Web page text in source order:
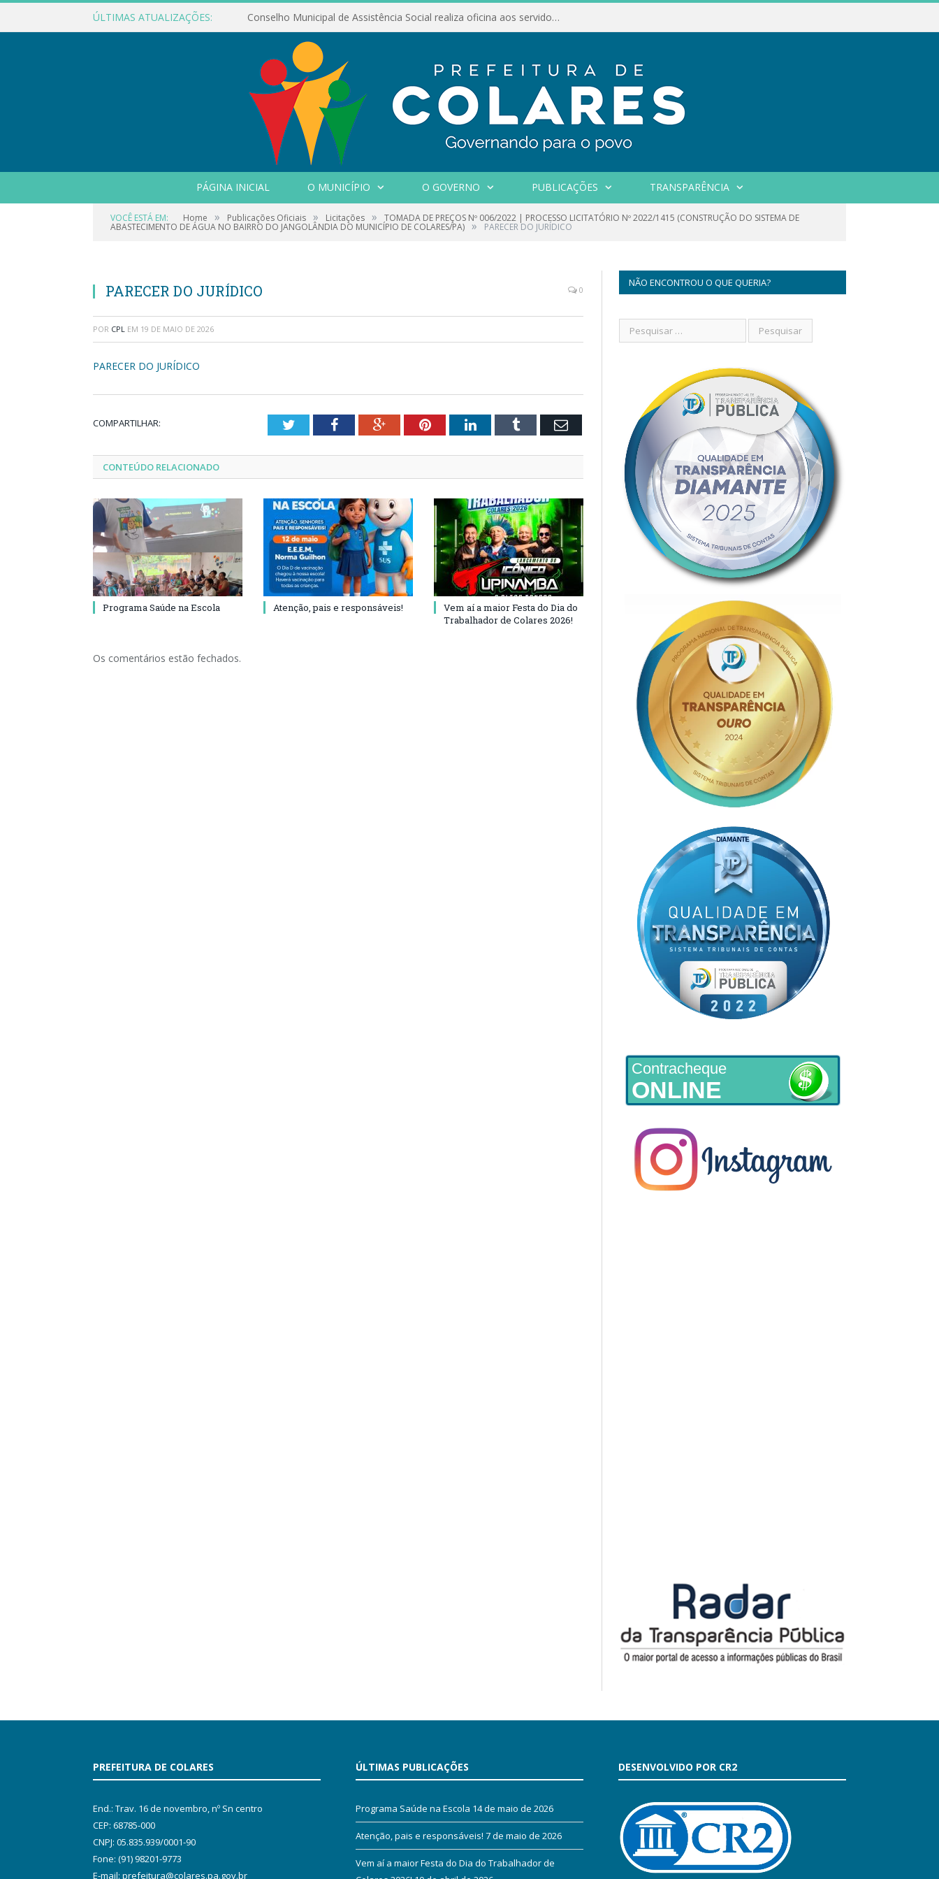
ÚLTIMAS ATUALIZAÇÕES: Conselho Municipal de Assistência Social realiza oficina aos servidores
PÁGINA INICIAL O MUNICÍPIO O GOVERNO PUBLICAÇÕES TRANSPARÊNCIA
VOCÊ ESTÁ EM: Home » Publicações Oficiais » Licitações » TOMADA DE PREÇOS Nº 006/2022 | PROCESSO LICITATÓRIO Nº 2022/1415 (CONSTRUÇÃO DO SISTEMA DE
ABASTECIMENTO DE ÁGUA NO BAIRRO DO JANGOLÂNDIA DO MUNICÍPIO DE COLARES/PA) » PARECER DO JURÍDICO
PARECER DO JURÍDICO 0
POR CPL EM 19 DE MAIO DE 2026
PARECER DO JURÍDICO
COMPARTILHAR: TwitterFacebookGoogle+PinterestLinkedInTumblr Email
CONTEÚDO RELACIONADO
Programa Saúde na Escola Atenção, pais e responsáveis!
Vem aí a maior Festa do Dia do
Trabalhador de Colares 2026!
Os comentários estão fechados.
NÃO ENCONTROU O QUE QUERIA?
Contracheque
ONLINE
PREFEITURA DE COLARES
End.: Trav. 16 de novembro, nº Sn centro
CEP: 68785-000
CNPJ: 05.835.939/0001-90
Fone: (91) 98201-9773
E-mail: prefeitura@colares.pa.gov.br
ÚLTIMAS PUBLICAÇÕES
Programa Saúde na Escola 14 de maio de 2026
Atenção, pais e responsáveis! 7 de maio de 2026
Vem aí a maior Festa do Dia do Trabalhador de
DESENVOLVIDO POR CR2